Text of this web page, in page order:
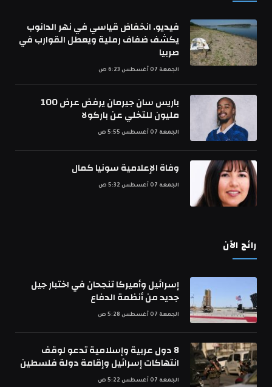
فيديو. انخفاض قياسي في نهر الدانوب
يكشف ضفاف رملية ويعطل القوارب في
صربيا
الجمعة 07 أغسطس 6:23 ص
باريس سان جيرمان يرفض عرض 100
مليون للتخلي عن باركولا
الجمعة 07 أغسطس 5:55 ص
وفاة الإعلامية سونيا كمال
الجمعة 07 أغسطس 5:32 ص
رائج الآن
إسرائيل وأميركا تنجحان في اختبار جيل
جديد من أنظمة الدفاع
الجمعة 07 أغسطس 5:28 ص
8 دول عربية وإسلامية تدعو لوقف
انتهاكات إسرائيل وإقامة دولة فلسطين
الجمعة 07 أغسطس 5:22 ص